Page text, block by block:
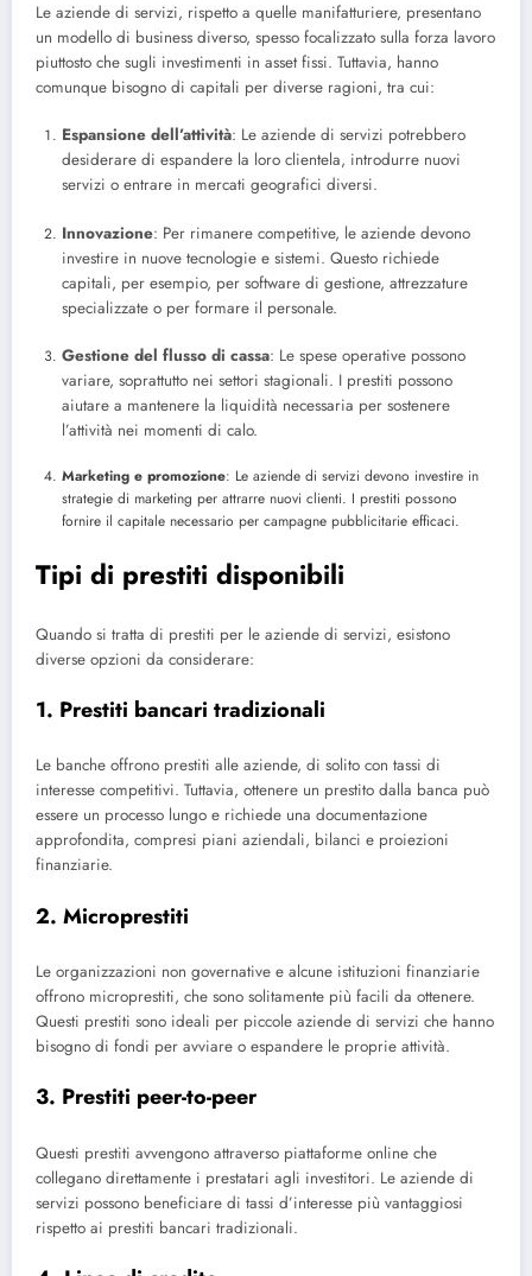
Le aziende di servizi, rispetto a quelle manifatturiere, presentano
un modello di business diverso, spesso focalizzato sulla forza lavoro
piuttosto che sugli investimenti in asset fissi. Tuttavia, hanno
comunque bisogno di capitali per diverse ragioni, tra cui:
Espansione dell’attività: Le aziende di servizi potrebbero
desiderare di espandere la loro clientela, introdurre nuovi
servizi o entrare in mercati geografici diversi.
Innovazione: Per rimanere competitive, le aziende devono
investire in nuove tecnologie e sistemi. Questo richiede
capitali, per esempio, per software di gestione, attrezzature
specializzate o per formare il personale.
Gestione del flusso di cassa: Le spese operative possono
variare, soprattutto nei settori stagionali. I prestiti possono
aiutare a mantenere la liquidità necessaria per sostenere
l’attività nei momenti di calo.
Marketing e promozione: Le aziende di servizi devono investire in
strategie di marketing per attrarre nuovi clienti. I prestiti possono
fornire il capitale necessario per campagne pubblicitarie efficaci.
Tipi di prestiti disponibili
Quando si tratta di prestiti per le aziende di servizi, esistono
diverse opzioni da considerare:
1. Prestiti bancari tradizionali
Le banche offrono prestiti alle aziende, di solito con tassi di
interesse competitivi. Tuttavia, ottenere un prestito dalla banca può
essere un processo lungo e richiede una documentazione
approfondita, compresi piani aziendali, bilanci e proiezioni
finanziarie.
2. Microprestiti
Le organizzazioni non governative e alcune istituzioni finanziarie
offrono microprestiti, che sono solitamente più facili da ottenere.
Questi prestiti sono ideali per piccole aziende di servizi che hanno
bisogno di fondi per avviare o espandere le proprie attività.
3. Prestiti peer-to-peer
Questi prestiti avvengono attraverso piattaforme online che
collegano direttamente i prestatari agli investitori. Le aziende di
servizi possono beneficiare di tassi d’interesse più vantaggiosi
rispetto ai prestiti bancari tradizionali.